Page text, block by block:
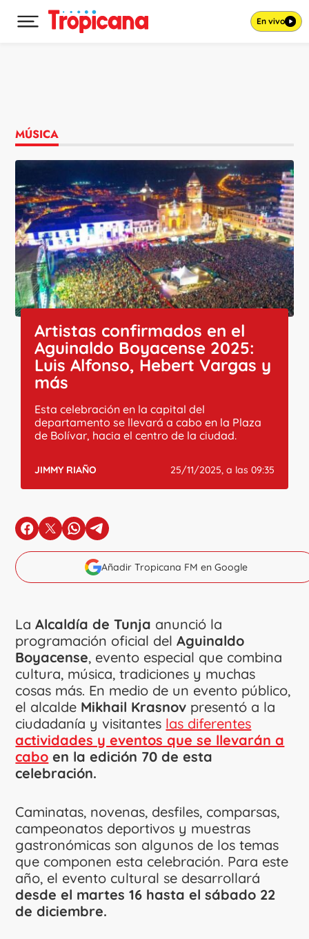
Desplegar menú principal En vivo
MÚSICA
Artistas confirmados en el
Aguinaldo Boyacense 2025:
Luis Alfonso, Hebert Vargas y
más
Esta celebración en la capital del
departamento se llevará a cabo en la Plaza
de Bolívar, hacia el centro de la ciudad.
JIMMY RIAÑO 25/11/2025, a las 09:35
en Facebook
en Xen Whatsapp
en Telegram
Añadir Tropicana FM en Google
LaAlcaldía de Tunja anunció la
programación oficial delAguinaldo
Boyacense, evento especial que combina
cultura, música, tradiciones y muchas
cosas más. En medio de un evento público,
el alcalde Mikhail Krasnov presentó a la
ciudadanía y visitantes las diferentes
actividades y eventos que se llevarán a
cabo en la edición 70 de esta
celebración.
Caminatas, novenas, desfiles, comparsas,
campeonatos deportivos y muestras
gastronómicas son algunos de los temas
que componen esta celebración. Para este
año, el evento cultural se desarrollará
desde el martes 16 hasta el sábado 22
de diciembre.